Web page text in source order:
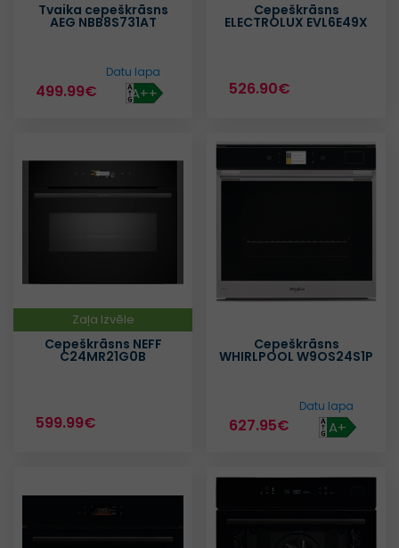
Tvaika cepeškrāsns
AEG NBB8S731AT
499.99€ A++
Datu lapa
Cepeškrāsns
ELECTROLUX EVL6E49X
526.90€
Zaļa Izvēle
Cepeškrāsns NEFF
C24MR21G0B
599.99€
Cepeškrāsns
WHIRLPOOL W9OS24S1P
627.95€ A+
Datu lapa